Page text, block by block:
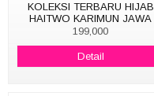
KOLEKSI TERBARU HIJAB
HAITWO KARIMUN JAWA
199,000
Detail